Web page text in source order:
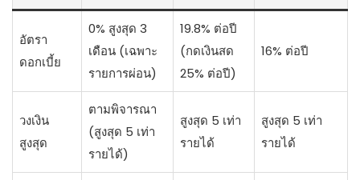
อัตรา
ดอกเบี้ย
0% สูงสุด 3
เดือน (เฉพาะ
รายการผ่อน)
19.8% ต่อปี
(กดเงินสด
25% ต่อปี)
16% ต่อปี
วงเงิน
สูงสุด
ตามพิจารณา
(สูงสุด 5 เท่า
รายได้)
สูงสุด 5 เท่า
รายได้
สูงสุด 5 เท่า
รายได้